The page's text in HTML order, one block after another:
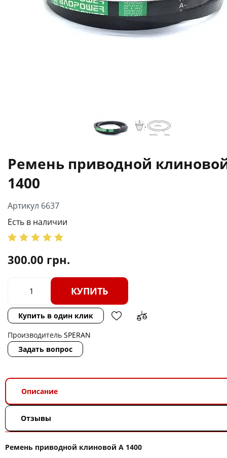
Ремень приводной
1400
Артикул 6637
Есть в наличии
300.00 грн.
КУПИТЬ
Купить в один клик
Производитель SPERAN
Задать вопрос
Описание
Отзывы
Ремень приводной клиновой A 1400